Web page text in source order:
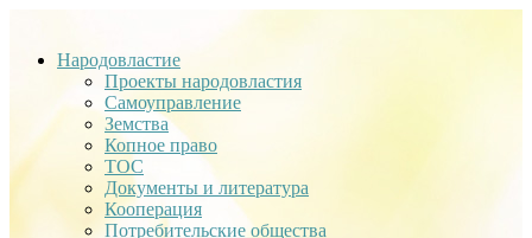
Народовластие
Проекты народовластия
Самоуправление
Земства
Копное право
ТОС
Документы и литература
Кооперация
Потребительские общества